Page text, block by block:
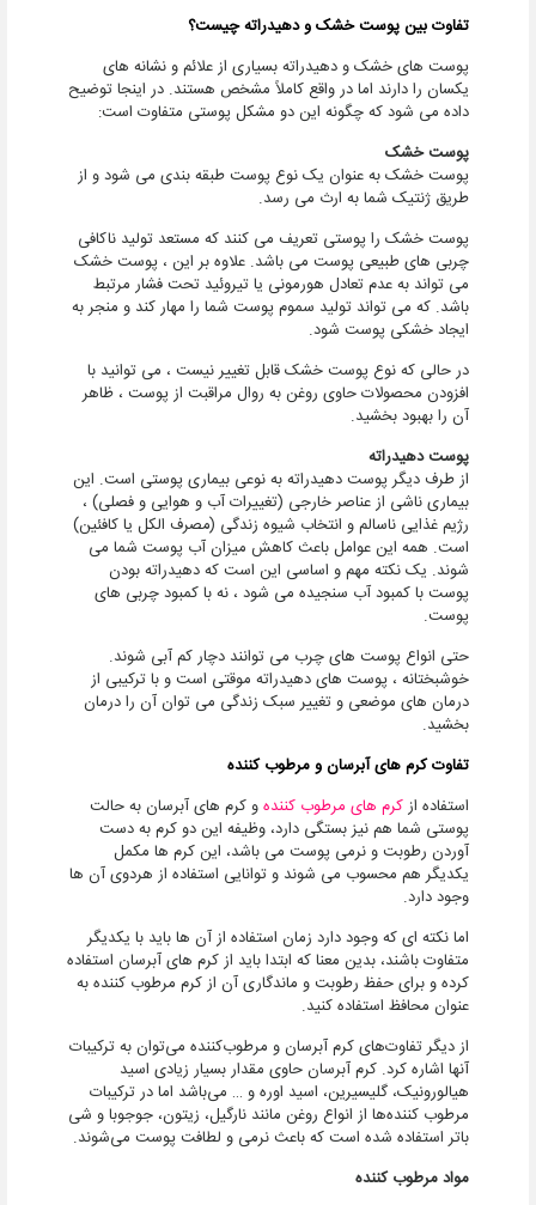
تفاوت بین پوست خشک و دهیدراته چیست؟
پوست های خشک و دهیدراته بسیاری از علائم و نشانه های
یکسان را دارند اما در واقع کاملاً مشخص هستند. در اینجا توضیح
داده می شود که چگونه این دو مشکل پوستی متفاوت است:
پوست خشک
پوست خشک به عنوان یک نوع پوست طبقه بندی می شود و از
طریق ژنتیک شما به ارث می رسد.
پوست خشک را پوستی تعریف می کنند که مستعد تولید ناکافی
چربی های طبیعی پوست می باشد. علاوه بر این ، پوست خشک
می تواند به عدم تعادل هورمونی یا تیروئید تحت فشار مرتبط
باشد. که می تواند تولید سموم پوست شما را مهار کند و منجر به
ایجاد خشکی پوست شود.
در حالی که نوع پوست خشک قابل تغییر نیست ، می توانید با
افزودن محصولات حاوی روغن به روال مراقبت از پوست ، ظاهر
آن را بهبود بخشید.
پوست دهیدراته
از طرف دیگر پوست دهیدراته به نوعی بیماری پوستی است. این
بیماری ناشی از عناصر خارجی (تغییرات آب و هوایی و فصلی) ،
رژیم غذایی ناسالم و انتخاب شیوه زندگی (مصرف الکل یا کافئین)
است. همه این عوامل باعث کاهش میزان آب پوست شما می
شوند. یک نکته مهم و اساسی این است که دهیدراته بودن
پوست با کمبود آب سنجیده می شود ، نه با کمبود چربی های
پوست.
حتی انواع پوست های چرب می توانند دچار کم آبی شوند.
خوشبختانه ، پوست های دهیدراته موقتی است و با ترکیبی از
درمان های موضعی و تغییر سبک زندگی می توان آن را درمان
بخشید.
تفاوت کرم های آبرسان و مرطوب کننده
استفاده ازکرم های مرطوب کنندهو کرم های آبرسان به حالت
پوستی شما هم نیز بستگی دارد، وظیفه این دو کرم به دست
آوردن رطوبت و نرمی پوست می باشد، این کرم ها مکمل
یکدیگر هم محسوب می شوند و توانایی استفاده از هردوی آن ها
وجود دارد.
اما نکته ای که وجود دارد زمان استفاده از آن ها باید با یکدیگر
متفاوت باشند، بدین معنا که ابتدا باید از کرم های آبرسان استفاده
کرده و برای حفظ رطوبت و ماندگاری آن از کرم مرطوب کننده به
عنوان محافظ استفاده کنید.
از دیگر تفاوت‌های کرم آبرسان و مرطوب‌کننده می‌توان به ترکیبات
آنها اشاره کرد. کرم آبرسان حاوی مقدار بسیار زیادی اسید
هیالورونیک، گلیسیرین، اسید اوره و … می‌باشد اما در ترکیبات
مرطوب کننده‌ها از انواع روغن مانند نارگیل، زیتون، جوجوبا و شی
باتر استفاده شده است که باعث نرمی و لطافت پوست می‌شوند.
مواد مرطوب کننده